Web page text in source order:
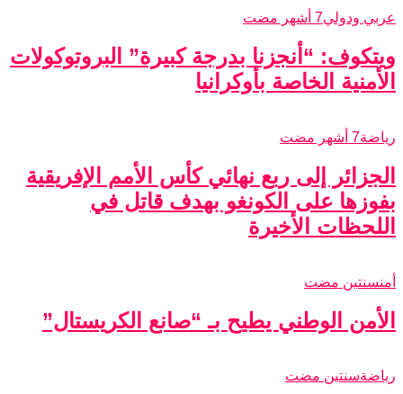
عربي ودولي7 أشهر مضت
ويتكوف: “أنجزنا بدرجة كبيرة” البروتوكولات
الأمنية الخاصة بأوكرانيا
رياضة7 أشهر مضت
الجزائر إلى ربع نهائي كأس الأمم الإفريقية
بفوزها على الكونغو بهدف قاتل في
اللحظات الأخيرة
أمنسنتين مضت
الأمن الوطني يطيح بـ “صانع الكريستال”
رياضةسنتين مضت